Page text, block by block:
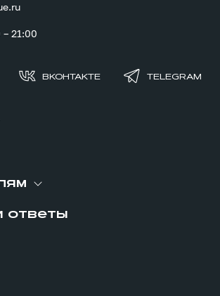
ответы
21:00
ВКОНТАКТЕ TELEGRAM